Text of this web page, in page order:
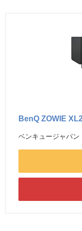
BenQ ZOWIE
ベンキュージャパン